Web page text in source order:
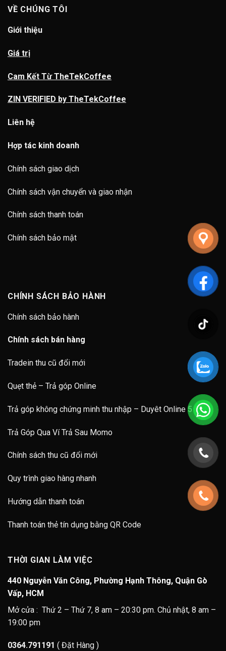
VỀ CHÚNG TÔI
Giới thiệu
Giá trị
Cam Kết Từ TheTekCoffee
ZIN VERIFIED by TheTekCoffee
Liên hệ
Hợp tác kinh doanh
Chính sách giao dịch
Chính sách vận chuyển và giao nhận
Chính sách thanh toán
Chính sách bảo mật
CHÍNH SÁCH BẢO HÀNH
Chính sách bảo hành
Chính sách bán hàng
Tradein thu cũ đổi mới
Quẹt thẻ – Trả góp Online
Trả góp không chứng minh thu nhập – Duyêt Online 5 Phút
Trả Góp Qua Ví Trả Sau Momo
Chính sách thu cũ đổi mới
Quy trình giao hàng nhanh
Hướng dẫn thanh toán
Thanh toán thẻ tín dụng bằng QR Code
THỜI GIAN LÀM VIỆC
440 Nguyễn Văn Công, Phường Hạnh Thông, Quận Gò
Vấp, HCM
Mở cửa : Thứ 2 – Thứ 7, 8 am – 20:30 pm. Chủ nhật, 8 am –
19:00 pm
0364.791191 ( Đặt Hàng )